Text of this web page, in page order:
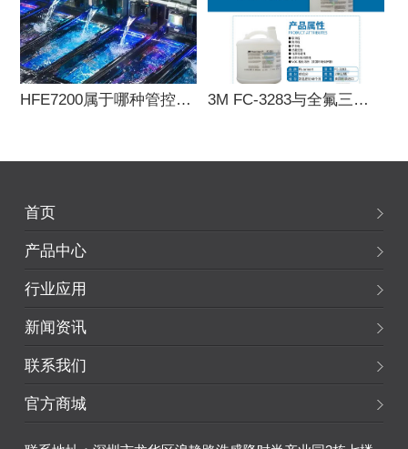
HFE7200属于哪种管控类别与代表？也受管 3M FC-3283与全氟三丙胺的区别分析
首页
产品中心
行业应用
新闻资讯
联系我们
官方商城